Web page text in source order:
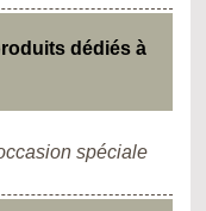
dédiés à
spéciale